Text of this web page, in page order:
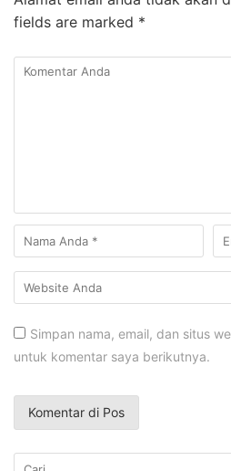
fields are marked *
Simpan nama, email, dan situs
untuk komentar saya berikutnya.
Cari